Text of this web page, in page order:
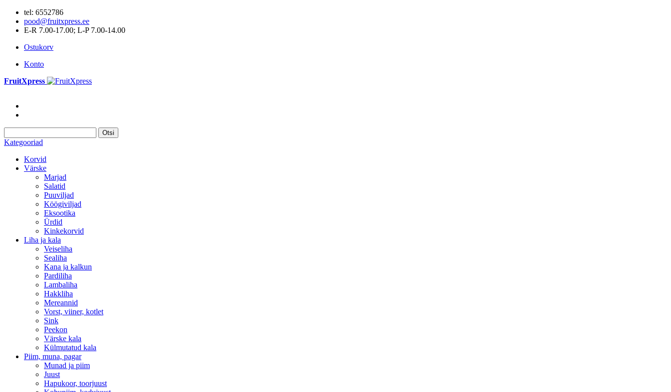
tel: 6552786
pood@fruitxpress.ee
E-R 7.00-17.00; L-P 7.00-14.00
Ostukorv
Konto
FruitXpress
Otsi
Kategooriad
Korvid
Värske
Marjad
Salatid
Puuviljad
Köögiviljad
Eksootika
Ürdid
Kinkekorvid
Liha ja kala
Veiseliha
Sealiha
Kana ja kalkun
Pardiliha
Lambaliha
Hakkliha
Mereannid
Vorst, viiner, kotlet
Sink
Peekon
Värske kala
Külmutatud kala
Piim, muna, pagar
Munad ja piim
Juust
Hapukoor, toorjuust